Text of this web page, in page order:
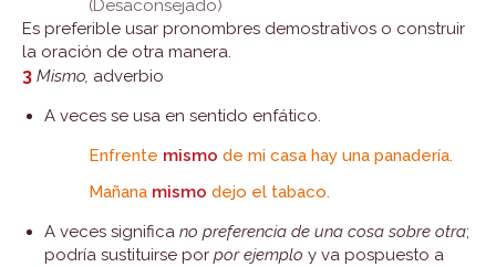
(Desaconsejado)
Es preferible usar pronombres demostrativos o construir
la oración de otra manera.
3 Mismo, adverbio
A veces se usa en sentido enfático.
Enfrente mismo de mi casa hay una panadería.
Mañana mismo dejo el tabaco.
A veces significa no preferencia de una cosa sobre otra;
podría sustituirse por por ejemplo y va pospuesto a